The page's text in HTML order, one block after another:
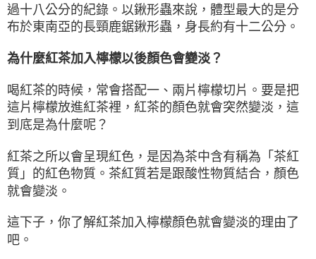
過十八公分的紀錄。以鍬形蟲來說，體型最大的是分
布於東南亞的長頸鹿鋸鍬形蟲，身長約有十二公分。
為什麼紅茶加入檸檬以後顏色會變淡？
喝紅茶的時候，常會搭配一、兩片檸檬切片。要是把
這片檸檬放進紅茶裡，紅茶的顏色就會突然變淡，這
到底是為什麼呢？
紅茶之所以會呈現紅色，是因為茶中含有稱為「茶紅
質」的紅色物質。茶紅質若是跟酸性物質結合，顏色
就會變淡。
這下子，你了解紅茶加入檸檬顏色就會變淡的理由了
吧。